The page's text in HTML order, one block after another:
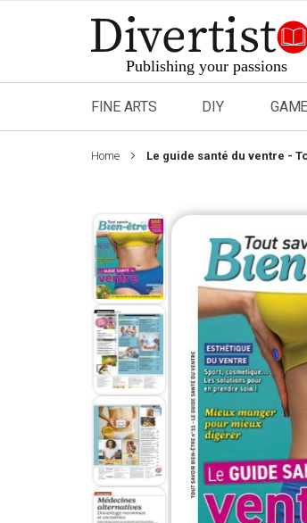
to
Content
FINE ARTS DIY
Home Le guide santé du ventre -
Skip
to
the
end
of
the
images
gallery